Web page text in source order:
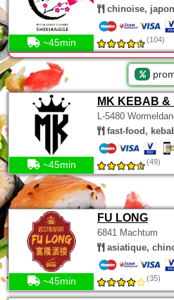
chinoise,
~45min (104)
MK KEBAB &
L-5480
fast-food,
~45min (49)
FU LONG
6841 Machtum
asiatique,
~45min (35)